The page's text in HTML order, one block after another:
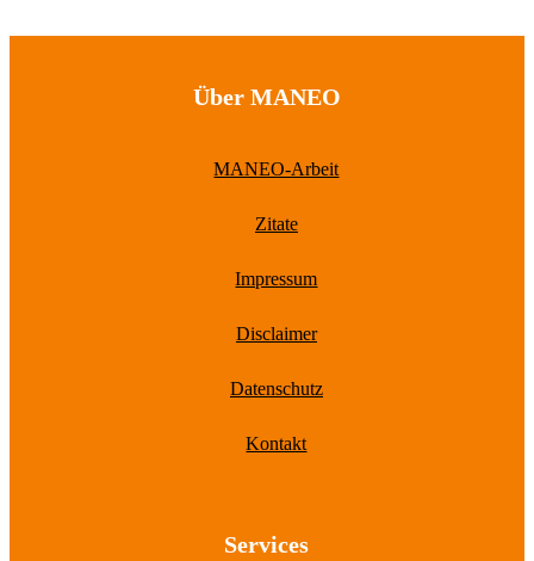
Über MANEO
MANEO-Arbeit
Zitate
Impressum
Disclaimer
Datenschutz
Kontakt
Services